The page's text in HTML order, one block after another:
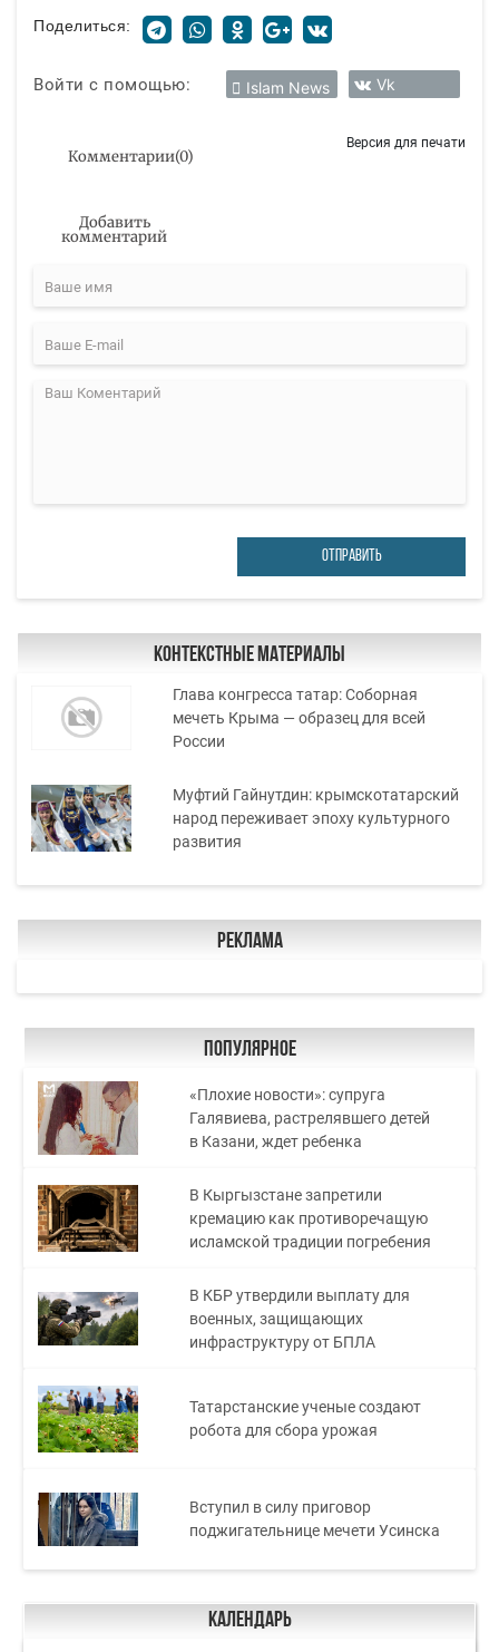
Поделиться:
Войти с помощью: Islam News Vk
Комментарии(0)
Версия для печати
Добавить
комментарий
ОТПРАВИТЬ
Контекстные материалы
Глава конгресса татар: Соборная
мечеть Крыма — образец для всей
России
Муфтий Гайнутдин: крымскотатарский
народ переживает эпоху культурного
развития
Реклама
Популярное
«Плохие новости»: супруга
Галявиева, растрелявшего детей
в Казани, ждет ребенка
В Кыргызстане запретили
кремацию как противоречащую
исламской традиции погребения
В КБР утвердили выплату для
военных, защищающих
инфраструктуру от БПЛА
Татарстанские ученые создают
робота для сбора урожая
Вступил в силу приговор
поджигательнице мечети Усинска
Календарь